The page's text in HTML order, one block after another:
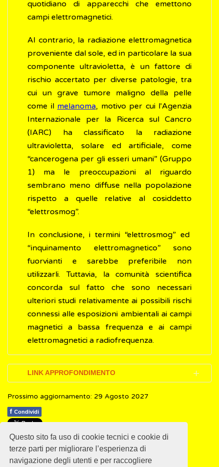
Questo sito fa uso di cookie tecnici e cookie di
terze parti per migliorare l’esperienza di
navigazione degli utenti e per raccogliere
quotidiano di apparecchi che emettono
campi elettromagnetici.
Al contrario, la radiazione elettromagnetica
proveniente dal sole, ed in particolare la sua
componente ultravioletta, è un fattore di
rischio accertato per diverse patologie, tra
cui un grave tumore maligno della pelle
come il melanoma, motivo per cui l'Agenzia
Internazionale per la Ricerca sul Cancro
(IARC) ha classificato la radiazione
ultravioletta, solare ed artificiale, come
“cancerogena per gli esseri umani” (Gruppo
1) ma le preoccupazioni al riguardo
sembrano meno diffuse nella popolazione
rispetto a quelle relative al cosiddetto
“elettrosmog”.
In conclusione, i termini “elettrosmog” ed
“inquinamento elettromagnetico” sono
fuorvianti e sarebbe preferibile non
utilizzarli. Tuttavia, la comunità scientifica
concorda sul fatto che sono necessari
ulteriori studi relativamente ai possibili rischi
connessi alle esposizioni ambientali ai campi
magnetici a bassa frequenza e ai campi
elettromagnetici a radiofrequenza.
LINK APPROFONDIMENTO
World Health Organization (WHO).
Electromagnetic fields (EMF)
Prossimo aggiornamento: 29 Agosto 2027
f Condividi
1 1 1 1 1 Rating 1.80 (5 Votes)